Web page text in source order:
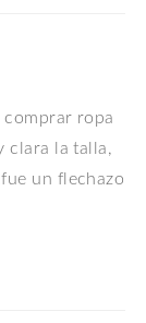
comprar ropa
clara la talla,
un flechazo